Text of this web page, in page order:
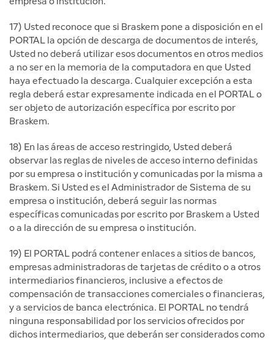
17) Usted reconoce que si Braskem pone a disposición en el
PORTAL la opción de descarga de documentos de interés,
Usted no deberá utilizar esos documentos en otros medios
a no ser en la memoria de la computadora en que Usted
haya efectuado la descarga. Cualquier excepción a esta
regla deberá estar expresamente indicada en el PORTAL o
ser objeto de autorización específica por escrito por
Braskem.
18) En las áreas de acceso restringido, Usted deberá
observar las reglas de niveles de acceso interno definidas
por su empresa o institución y comunicadas por la misma a
Braskem. Si Usted es el Administrador de Sistema de su
empresa o institución, deberá seguir las normas
específicas comunicadas por escrito por Braskem a Usted
o a la dirección de su empresa o institución.
19) El PORTAL podrá contener enlaces a sitios de bancos,
empresas administradoras de tarjetas de crédito o a otros
intermediarios financieros, inclusive a efectos de
compensación de transacciones comerciales o financieras,
y a servicios de banca electrónica. El PORTAL no tendrá
ninguna responsabilidad por los servicios ofrecidos por
dichos intermediarios, que deberán ser considerados como